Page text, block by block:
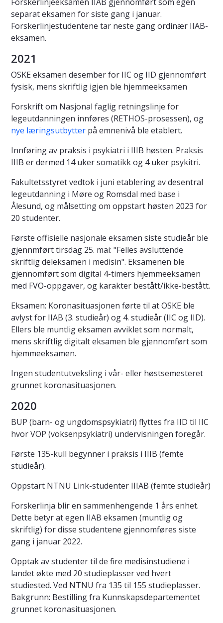
separat eksamen for siste gang i januar.
Forskerlinjestudentene tar neste gang ordinær IIAB-
eksamen.
2021
OSKE eksamen desember for IIC og IID gjennomført
fysisk, mens skriftlig igjen ble hjemmeeksamen
Forskrift om Nasjonal faglig retningslinje for
legeutdanningen innføres (RETHOS-prosessen), og
nye læringsutbytter på emnenivå ble etablert.
Innføring av praksis i psykiatri i IIIB høsten. Praksis
IIIB er dermed 14 uker somatikk og 4 uker psykitri.
Fakultetsstyret vedtok i juni etablering av desentral
legeutdanning i Møre og Romsdal med base i
Ålesund, og målsetting om oppstart høsten 2023 for
20 studenter.
Første offisielle nasjonale eksamen siste studieår ble
gjennmført tirsdag 25. mai: "Felles avsluttende
skriftlig deleksamen i medisin". Eksamenen ble
gjennomført som digital 4-timers hjemmeeksamen
med FVO-oppgaver, og karakter bestått/ikke-bestått.
Eksamen: Koronasituasjonen førte til at OSKE ble
avlyst for IIAB (3. studieår) og 4. studieår (IIC og IID).
Ellers ble muntlig eksamen avviklet som normalt,
mens skriftlig digitalt eksamen ble gjennomført som
hjemmeeksamen.
Ingen studentutveksling i vår- eller høstsemesteret
grunnet koronasituasjonen.
2020
BUP (barn- og ungdomspsykiatri) flyttes fra IID til IIC
hvor VOP (voksenpsykiatri) undervisningen foregår.
Første 135-kull begynner i praksis i IIIB (femte
studieår).
Oppstart NTNU Link-studenter IIIAB (femte studieår)
Forskerlinja blir en sammenhengende 1 års enhet.
Dette betyr at egen IIAB eksamen (muntlig og
skriftlig) for disse studentene gjennomføres siste
gang i januar 2022.
Opptak av studenter til de fire medisinstudiene i
landet økte med 20 studieplasser ved hvert
studiested. Ved NTNU fra 135 til 155 studieplasser.
Bakgrunn: Bestilling fra Kunnskapsdepartementet
grunnet koronasituasjonen.